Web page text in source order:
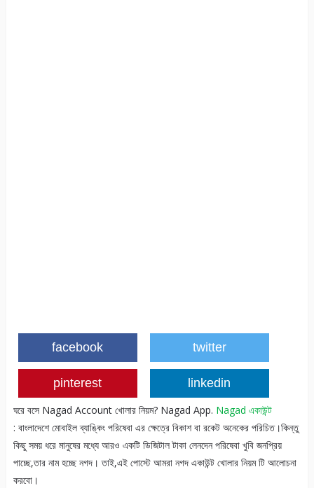
facebook twitter
pinterest linkedin
ঘরে বসে Nagad Account খোলার নিয়ম? Nagad App. Nagad একাউন্ট
: বাংলাদেশে মোবাইল ব্যাঙ্কিং পরিষেবা এর ক্ষেত্রে বিকাশ বা রকেট অনেকের পরিচিত।কিন্তু
কিছু সময় ধরে মানুষের মধ্যে আরও একটি ডিজিটাল টাকা লেনদেন পরিষেবা খুবি জনপ্রিয়
পাচ্ছে,তার নাম হচ্ছে নগদ। তাই,এই পোস্টে আমরা নগদ একাউন্ট খোলার নিয়ম টি আলোচনা
করবো।